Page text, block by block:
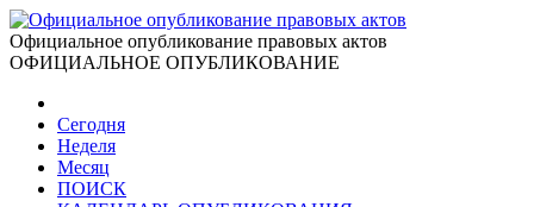
Официальное опубликование правовых актов
ОФИЦИАЛЬНОЕ ОПУБЛИКОВАНИЕ
Сегодня
Неделя
Месяц
ПОИСК